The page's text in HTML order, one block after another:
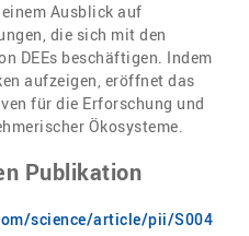
Ausblick auf
die sich mit den
DEEs beschäftigen. Indem
aufzeigen, eröffnet das
für die Erforschung und
Ökosysteme.
Publikation
science/article/pii/S004